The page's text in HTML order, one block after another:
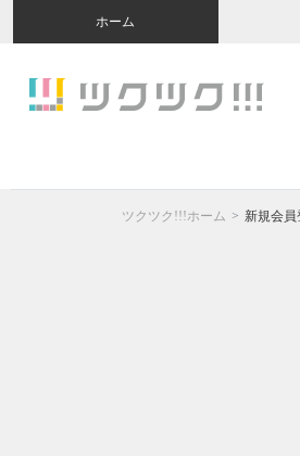
ホーム
ツクツク!!!ホーム 新規会員